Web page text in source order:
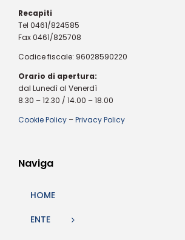
Recapiti
Tel 0461/824585
Fax 0461/825708
Codice fiscale: 96028590220
Orario di apertura:
dal Lunedì al Venerdì
8.30 – 12.30 / 14.00 – 18.00
Cookie Policy –Privacy Policy
Naviga
HOME
ENTE